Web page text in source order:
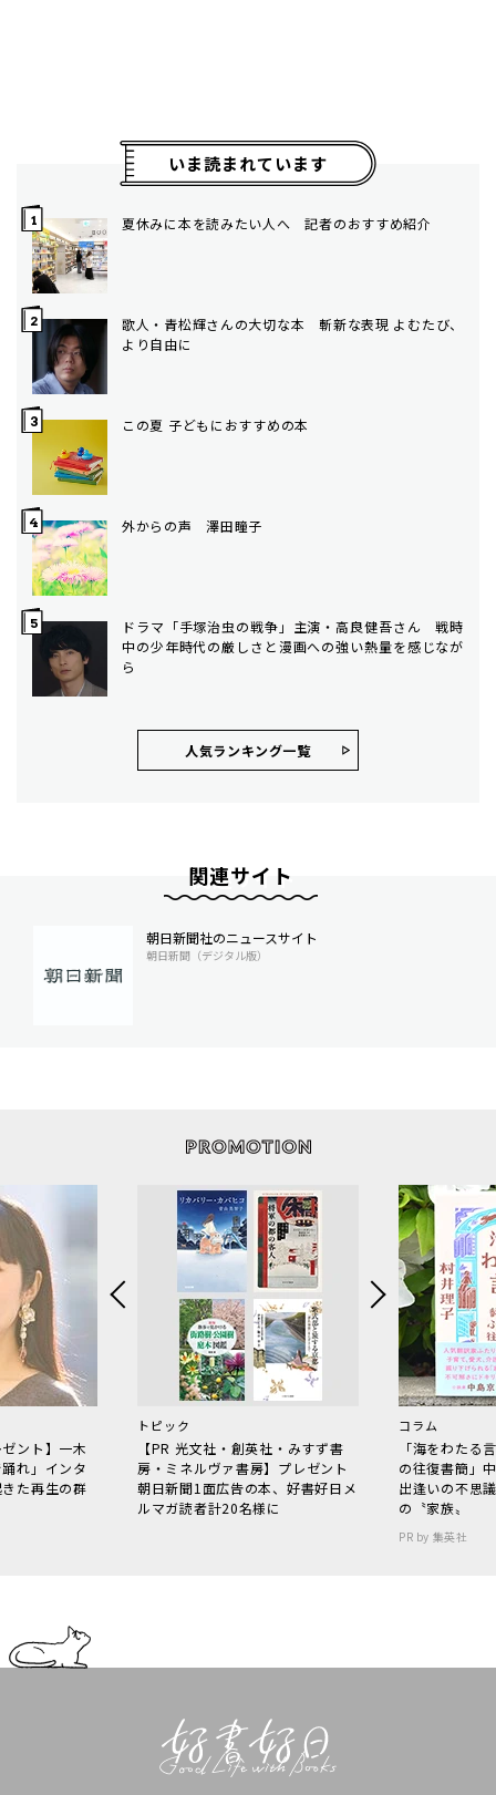
いま読まれています
夏休みに本を読みたい人へ 記者のおすすめ紹介
歌人・青松輝さんの大切な本 斬新な表現 よむたび、
より自由に
この夏 子どもにおすすめの本
外からの声 澤田瞳子
ドラマ「手塚治虫の戦争」主演・高良健吾さん 戦時
中の少年時代の厳しさと漫画への強い熱量を感じなが
ら
人気ランキング⼀覧
関連サイト
朝日新聞社のニュースサイト
朝日新聞（デジタル版）
ント】一木
れ」インタ
た再生の群
トピック
【PR 光文社・創英社・みすず書
房・ミネルヴァ書房】プレゼント
朝日新聞1面広告の本、好書好日メ
ルマガ読者計20名様に
コラム
「海をわた
の往復書簡」
出逢いの不思
の〝家族〟
PR by 集英社